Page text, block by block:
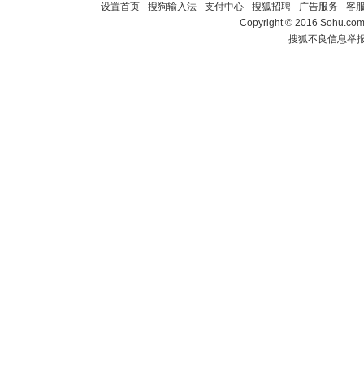
设置首页 - 搜狗输入法 - 支付中心 - 搜狐招聘 - 广告服务 - 客
Copyright©2016
搜狐不良信息举